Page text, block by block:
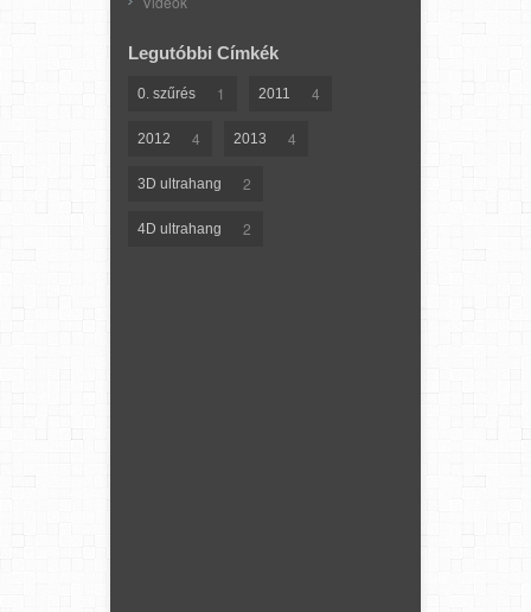
Legutóbbi Címkék
0. szűrés 1 2011 4
2012 4 2013 4
3D ultrahang 2
4D ultrahang 2